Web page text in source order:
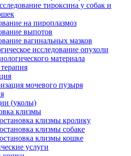
тироксина у собак и
на пироплазмоз
выпотов
вагинальных мазков
исследование опухоли
материала
мочевого пузыря
(уколы)
клизмы
клизмы кролику
клизмы собаке
клизмы кошке
услуги